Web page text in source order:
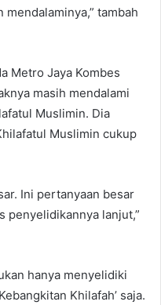
tambah
Metro Jaya Kombes
masih mendalami
Muslimin. Dia
Muslimin cukup
Ini pertanyaan besar
penyelidikannya lanjut,”
hanya menyelidiki
Khilafah’ saja.